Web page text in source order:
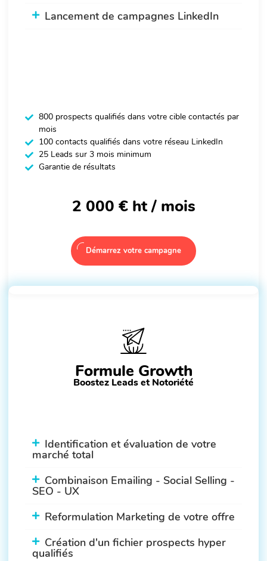
Lancement de campagnes LinkedIn
800 prospects qualifiés dans votre cible contactés par
mois
100 contacts qualifiés dans votre réseau LinkedIn
25 Leads sur 3 mois minimum
Garantie de résultats
2 000 € ht / mois
Démarrez votre campagne
Formule Growth
Boostez Leads et Notoriété
Identification et évaluation de votre
marché total
Combinaison Emailing - Social Selling -
SEO - UX
Reformulation Marketing de votre offre
Création d'un fichier prospects hyper
qualifiés